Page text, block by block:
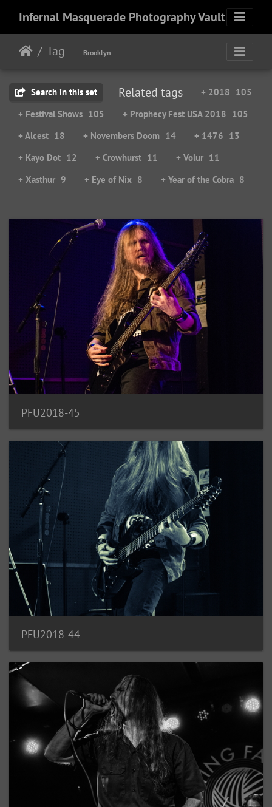
Infernal Masquerade Photography Vault
Tag Brooklyn
Search in this set Related tags + 2018 105
+ Festival Shows 105 + Prophecy Fest USA 2018 105
+ Alcest 18 + Novembers Doom 14 + 1476 13
+ Kayo Dot 12 + Crowhurst 11 + Volur 11
+ Xasthur 9 + Eye of Nix 8 + Year of the Cobra 8
PFU2018-45
PFU2018-44